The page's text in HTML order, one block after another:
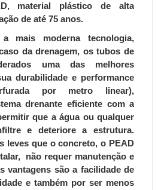
material plástico de alta
de até 75 anos.
a mais moderna tecnologia,
da drenagem, os tubos de
uma das melhores
durabilidade e performance
por metro linear),
drenante eficiente com a
que a água ou qualquer
e deteriore a estrutura.
leves que o concreto, o PEAD
não requer manutenção e
vantagens são a facilidade de
e também por ser menos